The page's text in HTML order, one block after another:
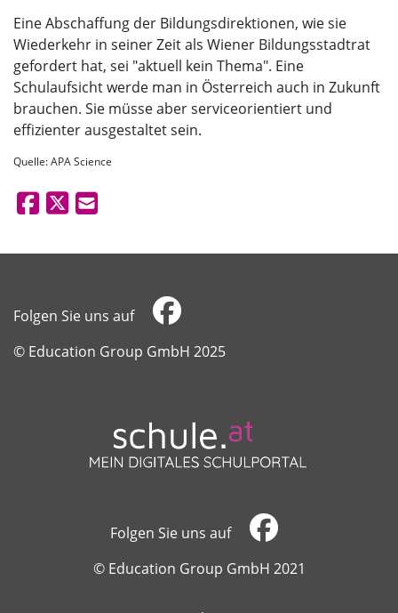
Eine Abschaffung der Bildungsdirektionen, wie sie
Wiederkehr in seiner Zeit als Wiener Bildungsstadtrat
gefordert hat, sei "aktuell kein Thema". Eine
Schulaufsicht werde man in Österreich auch in Zukunft
brauchen. Sie müsse aber serviceorientiert und
effizienter ausgestaltet sein.
Quelle: APA Science
Folgen Sie uns auf
​​​​​​​© Education Group GmbH 2025
Folgen Sie uns auf
​​​​​​​© Education Group GmbH 2021